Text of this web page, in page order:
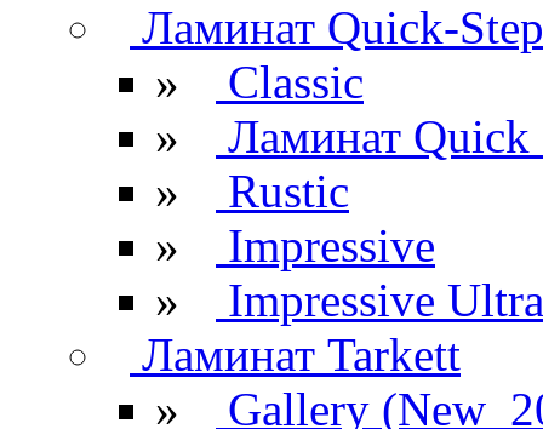
Ламинат Quick-Step
»
Classic
»
Ламинат Quick
»
Rustic
»
Impressive
»
Impressive Ultra
Ламинат Tarkett
»
Gallery